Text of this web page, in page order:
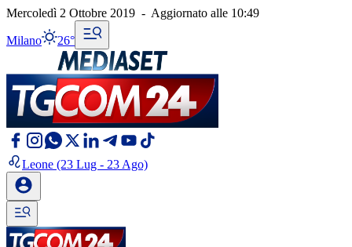
Mercoledì 2 Ottobre 2019 - Aggiornato alle 10:49
Milano 26°
Leone (23 Lug - 23 Ago)